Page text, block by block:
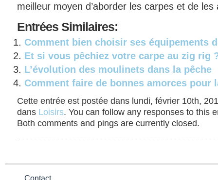
meilleur moyen d’aborder les carpes et de
Entrées Similaires:
Comment bien choisir ses équipements
Et si vous pêchiez votre carpe au zig rig
L’évolution des moulinets dans la pêche
Comment faire de bonnes amorces pour
Cette entrée est postée dans lundi, février 10th,
dans Loisirs. You can follow any responses to this
Both comments and pings are currently closed.
Contact